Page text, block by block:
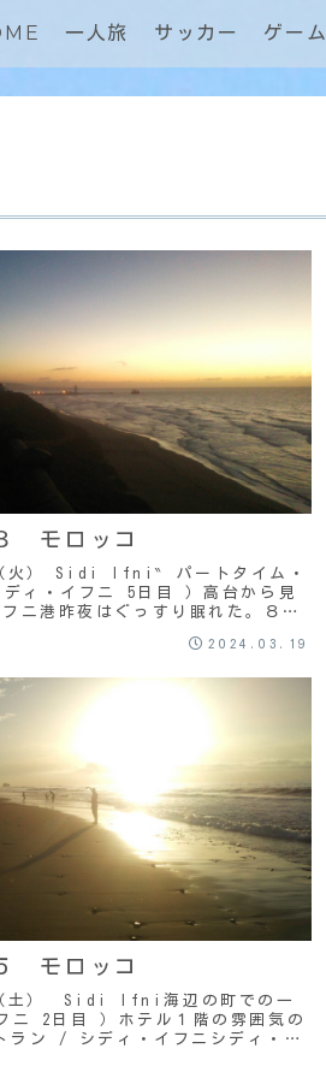
一人旅 サッカー ゲーム
モロッコ
火） Sidi Ifni‶ パートタイム・
ィ・イフニ 5日目 ）高台から見
ニ港昨夜はぐっすり眠れた。８時
2024.03.19
モロッコ
土） Sidi Ifni海辺の町での一
ニ 2日目 ）ホテル１階の雰囲気の
ラン / シディ・イフニシディ・イ